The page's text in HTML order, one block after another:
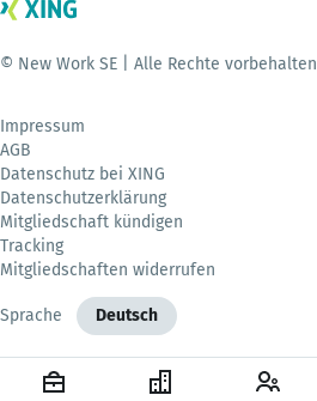
© New Work SE | Alle Rechte vorbehalten
Impressum
AGB
Datenschutz bei XING
Datenschutzerklärung
Mitgliedschaft kündigen
Tracking
Mitgliedschaften widerrufen
Sprache Deutsch